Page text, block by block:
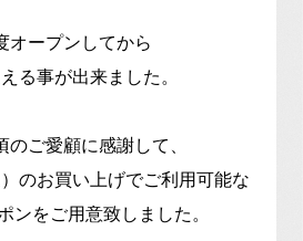
オープンしてから
る事が出来ました。
のご愛顧に感謝して、
のお買い上げでご利用可能な
ンをご用意致しました。